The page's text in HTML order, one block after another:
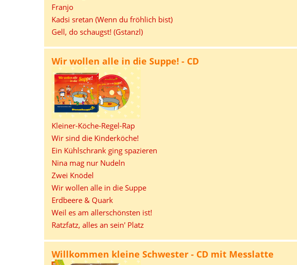
Franjo
Kadsi sretan (Wenn du fröhlich bist)
Gell, do schaugst! (Gstanzl)
Wir wollen alle in die Suppe! - CD
Kleiner-Köche-Regel-Rap
Wir sind die Kinderköche!
Ein Kühlschrank ging spazieren
Nina mag nur Nudeln
Zwei Knödel
Wir wollen alle in die Suppe
Erdbeere & Quark
Weil es am allerschönsten ist!
Ratzfatz, alles an sein' Platz
Willkommen kleine Schwester - CD mit Messlatte